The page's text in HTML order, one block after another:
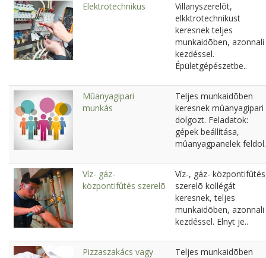
Elektrotechnikus
Villanyszerelõt,
elkktrotechnikust
keresnek teljes
munkaidõben, azonnali
kezdéssel.
Épületgépészetbe..
Mûanyagipari
munkás
Teljes munkaidõben
keresnek mûanyagipari
dolgozt. Feladatok:
gépek beállítása,
mûanyagpanelek
Víz- gáz-
központifûtés szerelõ
Víz-, gáz- központifûtés
szerelõ kollégát
keresnek, teljes
munkaidõben, azonnali
kezdéssel. Elnyt je..
Pizzaszakács vagy Teljes munkaidõben